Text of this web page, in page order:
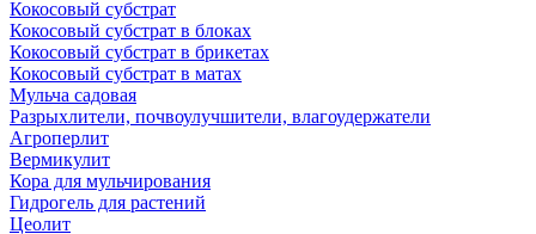
Кокосовый субстрат
Кокосовый субстрат в блоках
Кокосовый субстрат в брикетах
Кокосовый субстрат в матах
Мульча садовая
Разрыхлители, почвоулучшители, влагоудержатели
Агроперлит
Вермикулит
Кора для мульчирования
Гидрогель для растений
Цеолит